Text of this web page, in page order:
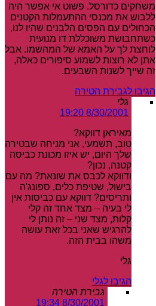
משחקים כדורסל. פשוט אי אפשר היה
ללבוש את מכנסי ההתעמלות הקטנים
הכחולים עם הפסים הלבנים שהיו לנו,
כשתחבושת משוכללת דו מנועית
לוחצת לך על האמא של המהשמו. אבל
אתן לא רוצות לשמוע סיפורים כאלה,
זה שייך לשנות השבעים.
הגיבו לגבירת הטירה
גלי
8/30/2001 19:20
מאיראן דווקא?
טוב, תשמעי, אני מניחה שבטירה
שלך היום, יש איזו מכונת כביסה
קטנה, נכון?
ודווקא לכבס את שונאת? מה עם
בישול, שטיפת כלים, ספונג'ה
ותריסים? דווקא עם כביסות אין
לי בעיה – מצד אחד זה קלי
קלות, מצד שני – זה נותן לי
להרגיש שאני בכל זאת עושה
משהו בבית הזה.
גלי
הגיבו לגלי
גבירת הטירה
8/30/2001 19:34